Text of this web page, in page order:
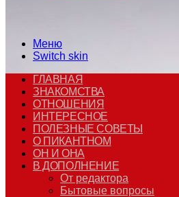
Меню
Switch skin
ГЛАВНАЯ
ЗНАКОМСТВА
ОТНОШЕНИЯ
ИНТЕРЕСНОЕ
ПОЛЕЗНЫЕ СОВЕТЫ
О ПИКАНТНОМ
ОН И ОНА
В ДОПОЛНЕНИЕ
От редактора
Бытовые вопросы